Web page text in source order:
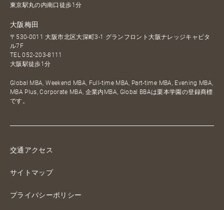
東京駅丸の内南口徒歩1分
大阪梅田
〒530-0011 大阪市北区大深町3-1 グランフロント大阪ナレッジキャピタ
ル7F
TEL052-203-8111
大阪駅徒歩1分
Global MBA, Weekend MBA, Full-time MBA, Part-time MBA, Evening MBA,
MBA Plus, Corporate MBA, 企業内MBA, Global BBAは栗本学園の登録商標
です。
交通アクセス
サイトマップ
プライバシーポリシー